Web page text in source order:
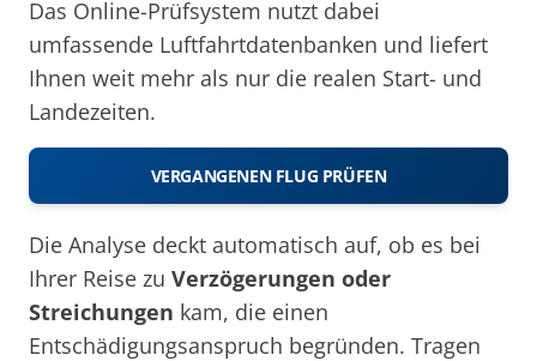
Das Online-Prüfsystem nutzt dabei
umfassende Luftfahrtdatenbanken und liefert
Ihnen weit mehr als nur die realen Start- und
Landezeiten.
VERGANGENEN FLUG PRÜFEN
Die Analyse deckt automatisch auf, ob es bei
Ihrer Reise zu Verzögerungen oder
Streichungen kam, die einen
Entschädigungsanspruch begründen. Tragen